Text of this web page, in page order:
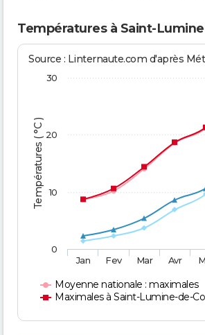
Températures à Saint-
Températures ( °C )
Source : Linternaute.com d'après
Moyenne nationale : maximales
Maximales à Saint-Lumine-de-
Jan Fev Mar Avr
0
10
20
30